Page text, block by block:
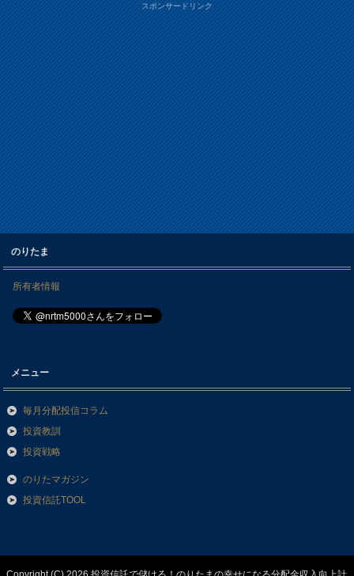
スポンサードリンク
のりたま
所有者情報
メニュー
毎月分配投信コラム
投資教訓
投資戦略
のりたマガジン
投資信託TOOL